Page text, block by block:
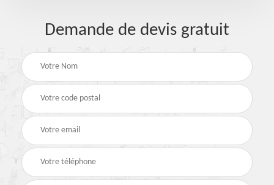
Demande de devis gratuit